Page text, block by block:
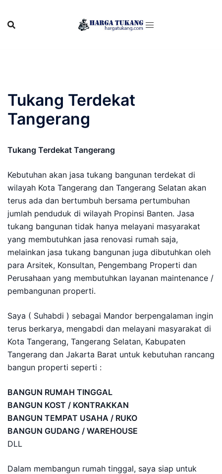
content
Tukang Terdekat
Tangerang
Tukang Terdekat Tangerang
Kebutuhan akan jasa tukang bangunan terdekat di
wilayah Kota Tangerang dan Tangerang Selatan akan
terus ada dan bertumbuh bersama pertumbuhan
jumlah penduduk di wilayah Propinsi Banten. Jasa
tukang bangunan tidak hanya melayani masyarakat
yang membutuhkan jasa renovasi rumah saja,
melainkan jasa tukang bangunan juga dibutuhkan oleh
para Arsitek, Konsultan, Pengembang Properti dan
Perusahaan yang membutuhkan layanan maintenance /
pembangunan properti.
Saya ( Suhabdi ) sebagai Mandor berpengalaman ingin
terus berkarya, mengabdi dan melayani masyarakat di
Kota Tangerang, Tangerang Selatan, Kabupaten
Tangerang dan Jakarta Barat untuk kebutuhan rancang
bangun properti seperti :
BANGUN RUMAH TINGGAL
BANGUN KOST / KONTRAKKAN
BANGUN TEMPAT USAHA / RUKO
BANGUN GUDANG / WAREHOUSE
DLL
Dalam membangun rumah tinggal, saya siap untuk